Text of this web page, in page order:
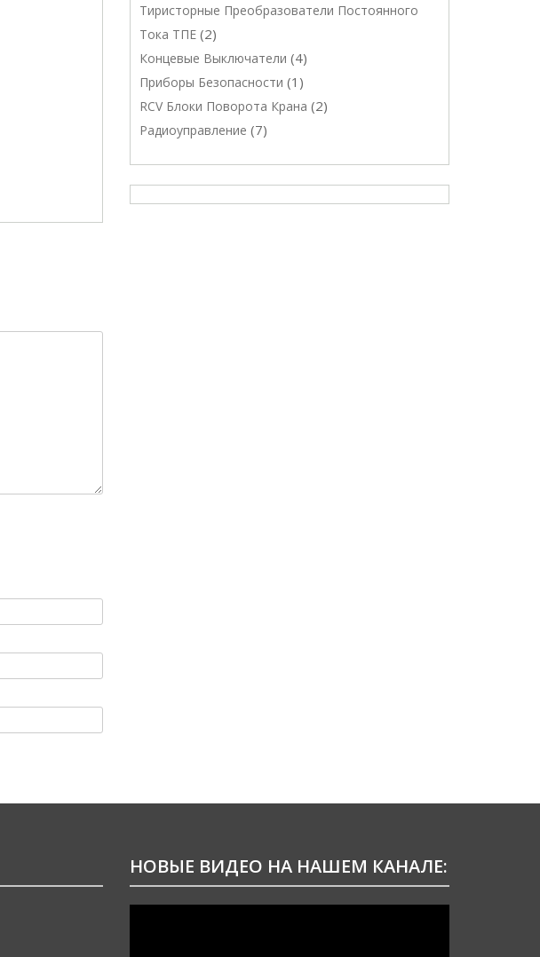
Тиристорные Преобразователи Постоянного
Тока ТПЕ 2
Концевые Выключатели 4
Приборы Безопасности 1
RCV Блоки Поворота Крана 2
Радиоуправление 7
НОВЫЕ ВИДЕО НА НАШЕМ КАНАЛЕ: